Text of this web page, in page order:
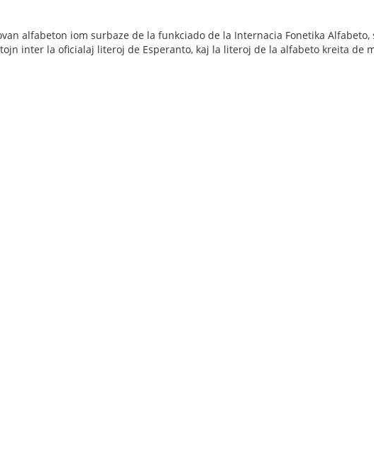
alfabeton iom surbaze de la funkciado de la Internacia Fonetika
inter la oficialaj literoj de Esperanto, kaj la literoj de la alfabeto kreita de